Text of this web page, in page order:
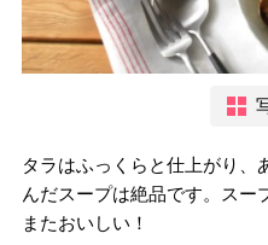
タラはふっくらと仕上がり、
んだスープは絶品です。スー
またおいしい！